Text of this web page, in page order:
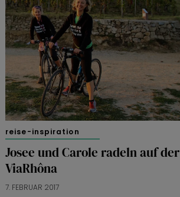
reise-inspiration
Josee und Carole radeln auf der
ViaRhôna
7. FEBRUAR 2017